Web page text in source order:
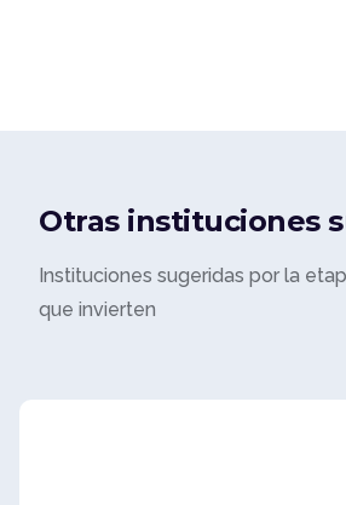
Otras instituciones
Instituciones sugeridas por la
que invierten